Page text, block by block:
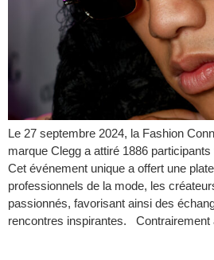
Le 27 septembre 2024, la Fashion
marque Clegg a attiré 1886
Cet événement unique a offert une
professionnels de la mode, les
passionnés, favorisant ainsi des
rencontres inspirantes.